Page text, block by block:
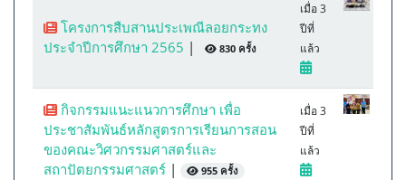
โครงการสืบสานประเพณีลอยกระทง
ประจำปีการศึกษา 2565 | 830 ครั้ง
เมื่อ 3
ปีที่
แล้ว
กิจกรรมแนะแนวการศึกษา เพื่อ
ประชาสัมพันธ์หลักสูตรการเรียนการสอน
ของคณะวิศวกรรมศาสตร์และ
สถาปัตยกรรมศาสตร์ | 955 ครั้ง
เมื่อ 3
ปีที่
แล้ว